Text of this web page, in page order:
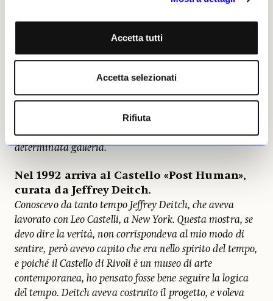
Accetta tutti
Accetta selezionati
Rifiuta
mercato non era ancora entrato a gamba tesa nel
mondo dell’arte, le gallerie non erano ancora diventate
attività di spostamento di capitali, non imponevano ai
istituzioni. Si lavorava in tutt’altro modo, si dialogava
con gli artisti e non con i mercanti, e per gli artisti era
importante mostrare le loro opere nei musei, non in una
determinata galleria.
Nel 1992 arriva al Castello «Post Human»,
curata da Jeffrey Deitch.
Conoscevo da tanto tempo Jeffrey Deitch, che aveva
lavorato con Leo Castelli, a New York. Questa mostra, se
devo dire la verità, non corrispondeva al mio modo di
sentire, però avevo capito che era nello spirito del tempo,
e poiché il Castello di Rivoli è un museo di arte
contemporanea, ho pensato fosse bene seguire la logica
del tempo. Deitch aveva costruito il progetto, e voleva